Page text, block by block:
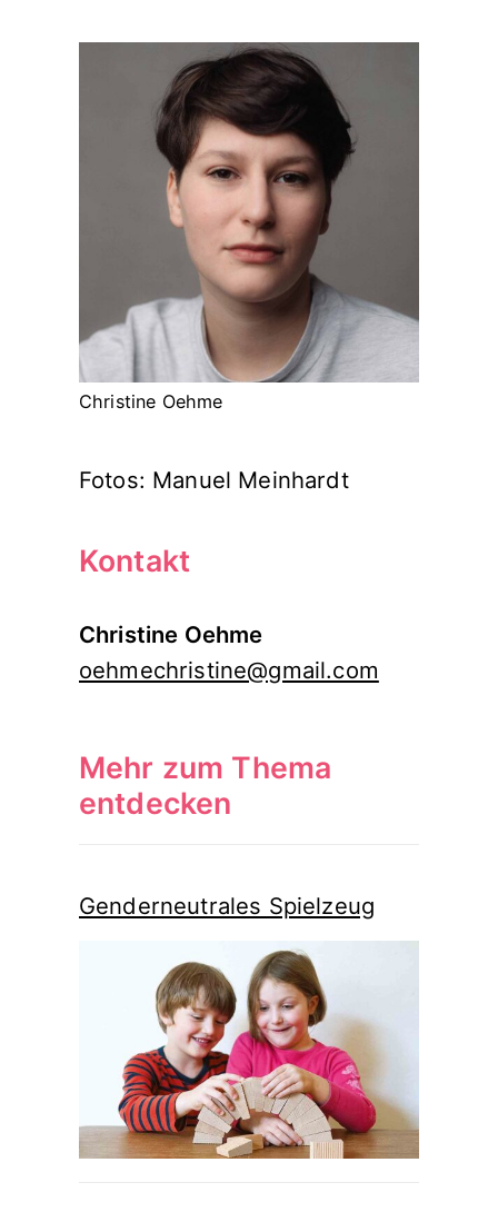
Christine Oehme
Fotos: Manuel Meinhardt
Kontakt
Christine Oehme
oehmechristine@gmail.com
Mehr zum Thema
entdecken
Genderneutrales Spielzeug